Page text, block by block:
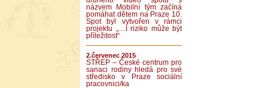
názvem Mobilní tým začíná
pomáhat dětem na Praze 10.
Spot byl vytvořen v rámci
projektu „…I riziko může být
příležitost“
2.červenec 2015
STŘEP – České centrum pro
sanaci rodiny hledá pro své
středisko v Praze sociální
pracovnici/ka